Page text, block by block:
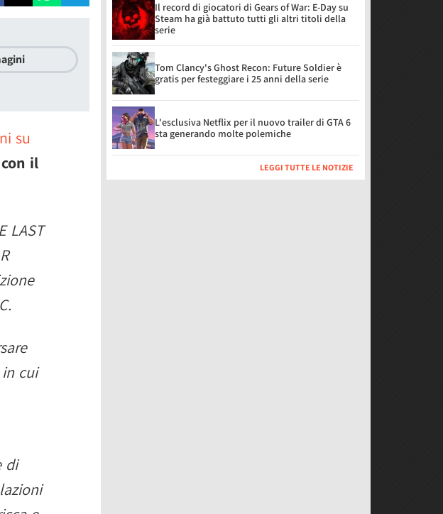
su
il
LAST
cui
di
Il record di giocatori di Gears of War: E-Day su
Steam ha già battuto tutti gli altri titoli della
serie
Tom Clancy's Ghost Recon: Future Soldier è
gratis per festeggiare i 25 anni della serie
L'esclusiva Netflix per il nuovo trailer di GTA 6
sta generando molte polemiche
LEGGI TUTTE LE NOTIZIE